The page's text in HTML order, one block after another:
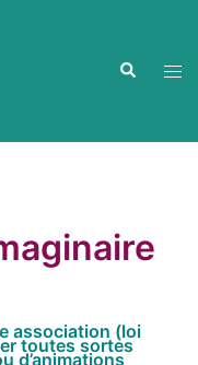
association (loi
toutes sortes
d’animations